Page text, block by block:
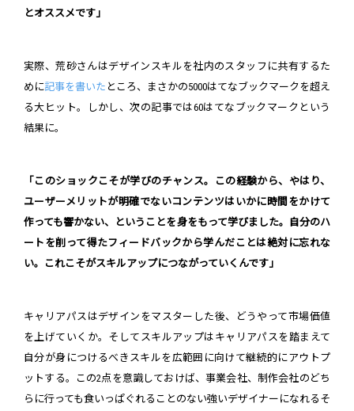
とオススメです」
実際、荒砂さんはデザインスキルを社内のスタッフに共有するた
めに記事を書いた ところ、まさかの5000はてなブックマークを超え
る大ヒット。しかし、次の記事では60はてなブックマークという
結果に。
「このショックこそが学びのチャンス。この経験から、やはり、
ユーザーメリットが明確でないコンテンツはいかに時間をかけて
作っても響かない、ということを身をもって学びました。自分のハ
ートを削って得たフィードバックから学んだことは絶対に忘れな
い。これこそがスキルアップにつながっていくんです」
キャリアパスはデザインをマスターした後、どうやって市場価値
を上げていくか。そしてスキルアップはキャリアパスを踏まえて
自分が身につけるべきスキルを広範囲に向けて継続的にアウトプ
ットする。この2点を意識しておけば、事業会社、制作会社のどち
らに行っても食いっぱぐれることのない強いデザイナーになれるそ